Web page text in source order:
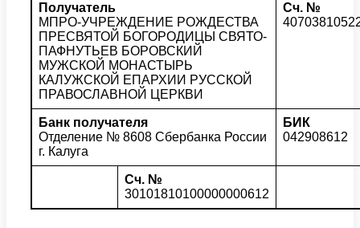
Получатель
МПРО-УЧРЕЖДЕНИЕ РОЖДЕСТВА
ПРЕСВЯТОЙ БОГОРОДИЦЫ СВЯТО-
ПАФНУТЬЕВ БОРОВСКИЙ
МУЖСКОЙ МОНАСТЫРЬ
КАЛУЖСКОЙ ЕПАРХИИ РУССКОЙ
ПРАВОСЛАВНОЙ ЦЕРКВИ
Сч. №
Банк получателя
Отделение № 8608 Сбербанка России
г. Калуга
БИК
042908612
Сч. №
30101810100000000612